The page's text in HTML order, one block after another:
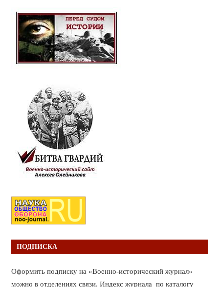
ПОДПИСКА
Оформить подписку на «Военно-исторический журнал»
можно в отделениях связи. Индекс журнала по каталогу